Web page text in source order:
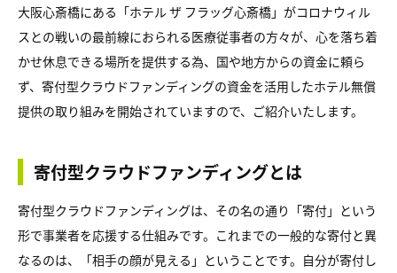
大阪心斎橋にある「ホテル ザ フラッグ心斎橋」がコロナウィル
スとの戦いの最前線におられる医療従事者の方々が、心を落ち着
かせ休息できる場所を提供する為、国や地方からの資金に頼ら
ず、寄付型クラウドファンディングの資金を活用したホテル無償
提供の取り組みを開始されていますので、ご紹介いたします。
寄付型クラウドファンディングとは
寄付型クラウドファンディングは、その名の通り「寄付」という
形で事業者を応援する仕組みです。これまでの一般的な寄付と異
なるのは、「相手の顔が見える」ということです。自分が寄付し